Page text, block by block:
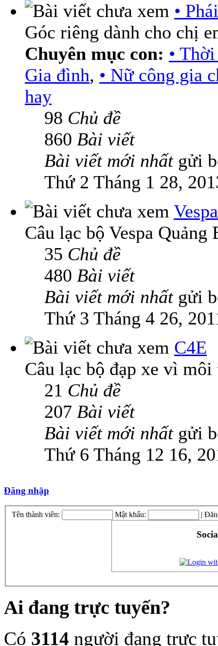
•
Góc riêng dành cho chị
Chuyên mục con: •
Gia đình, • Nữ công gia
hay
98 Chủ đề
860 Bài viết
Bài viết mới nhấtgửi
Thứ 2 Tháng 1 28,
Câu lạc bộ Vespa Quảng
35 Chủ đề
480 Bài viết
Bài viết mới nhấtgửi
Thứ 3 Tháng 4 26,
C4E
Câu lạc bộ đạp xe vì
21 Chủ đề
207 Bài viết
Bài viết mới nhấtgửi
Thứ 6 Tháng 12 16,
Đăng nhập
Tên thành viên: Mật khẩu: |
Ai đang trực tuyến?
Có 3114 người đang trực